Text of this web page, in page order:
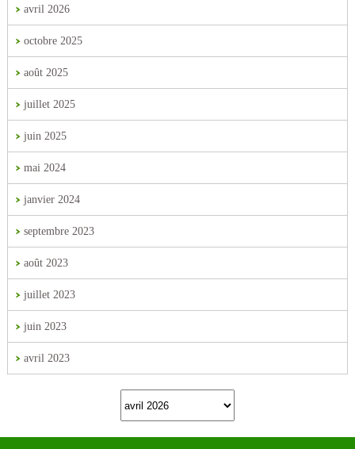
avril 2026
octobre 2025
août 2025
juillet 2025
juin 2025
mai 2024
janvier 2024
septembre 2023
août 2023
juillet 2023
juin 2023
avril 2023